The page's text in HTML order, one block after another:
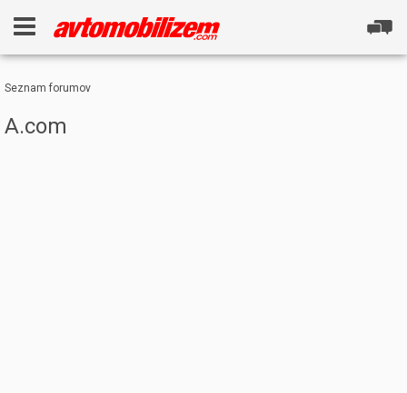
Seznam forumov
A.com